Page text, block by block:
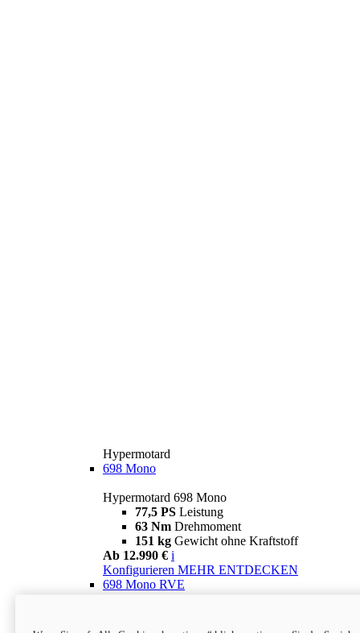
Hypermotard
698 Mono
Hypermotard 698 Mono
77,5 PS Leistung
63 Nm Drehmoment
151 kg Gewicht ohne Kraftstoff
Ab 12.990 € i
Konfigurieren MEHR ENTDECKEN
698 Mono RVE
77,5 PS
Leistung